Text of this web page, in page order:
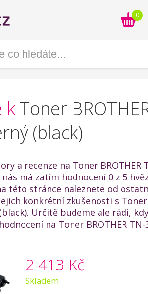
0
k Toner
(black)
a recenze na Toner BROTHER
nás má zatím hodnocení 0 z 5
této stránce naleznete od
konkrétní zkušenosti s Toner
Určitě budeme ale rádi,
na Toner BROTHER TN-
2 413 Kč
Skladem